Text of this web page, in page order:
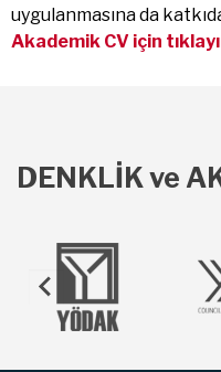
uygulanmasına da
Akademik CV için
DENKLİK ve